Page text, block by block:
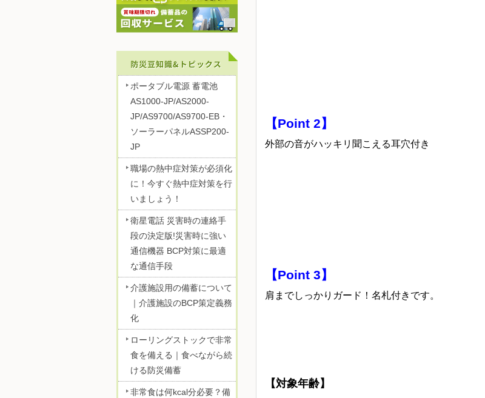
【Point 2】
外部の音がハッキリ聞こえる耳穴付き
【Point 3】
肩までしっかりガード！名札付きです。
【対象年齢】
ポータブル電源 蓄電池
AS1000-JP/AS2000-
JP/AS9700/AS9700-EB・
ソーラーパネルASSP200-
JP
職場の熱中症対策が必須化
に！今すぐ熱中症対策を行
いましょう！
衛星電話 災害時の連絡手
段の決定版!災害時に強い
通信機器 BCP対策に最適
な通信手段
介護施設用の備蓄について
｜介護施設のBCP策定義務
化
ローリングストックで非常
食を備える｜食べながら続
ける防災備蓄
非常食は何kcal分必要？備